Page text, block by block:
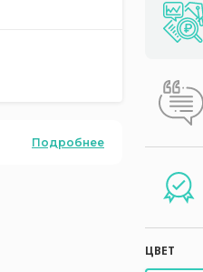
Подробнее
ЦВЕТ